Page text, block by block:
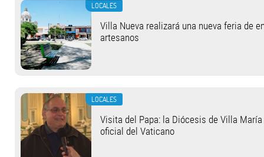
LOCALES
Villa Nueva realizará una nueva feria de
artesanos
LOCALES
Visita del Papa: la Diócesis de Villa
oficial del Vaticano